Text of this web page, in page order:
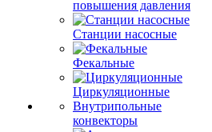
повышения давления
Станции насосные
Фекальные
Циркуляционные
Внутрипольные
конвекторы